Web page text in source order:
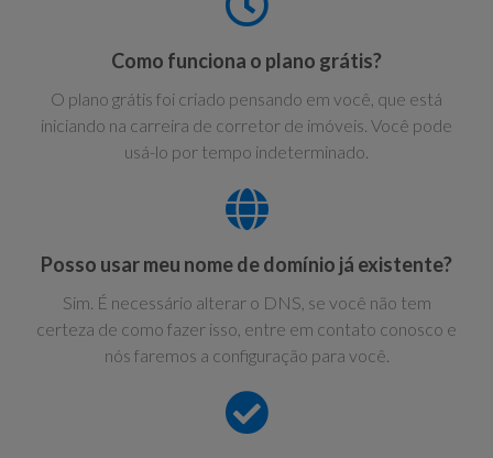
Como funciona o plano grátis?
O plano grátis foi criado pensando em você, que está
iniciando na carreira de corretor de imóveis. Você pode
usá-lo por tempo indeterminado.
Posso usar meu nome de domínio já existente?
Sim. É necessário alterar o DNS, se você não tem
certeza de como fazer isso, entre em contato conosco e
nós faremos a configuração para você.